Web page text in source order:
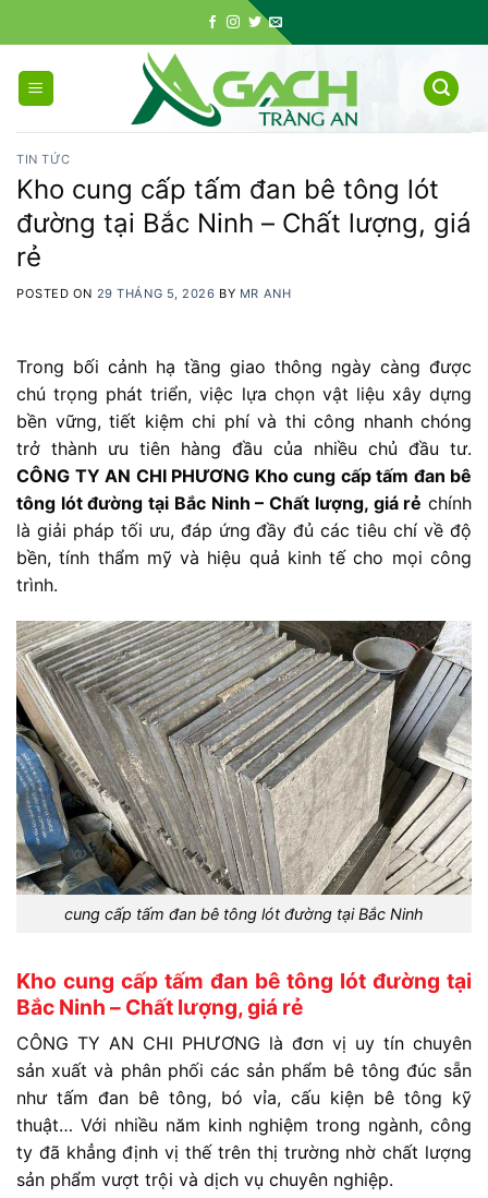
to
content
TIN TỨC
Kho cung cấp tấm đan bê tông lót
đường tại Bắc Ninh – Chất lượng, giá
rẻ
POSTED ON 29 THÁNG 5, 2026 BY MR ANH
Trong bối cảnh hạ tầng giao thông ngày càng được
chú trọng phát triển, việc lựa chọn vật liệu xây dựng
bền vững, tiết kiệm chi phí và thi công nhanh chóng
trở thành ưu tiên hàng đầu của nhiều chủ đầu tư.
CÔNG TY AN CHI PHƯƠNG Kho cung cấp tấm đan bê
tông lót đường tại Bắc Ninh – Chất lượng, giá rẻ chính
là giải pháp tối ưu, đáp ứng đầy đủ các tiêu chí về độ
bền, tính thẩm mỹ và hiệu quả kinh tế cho mọi công
trình.
cung cấp tấm đan bê tông lót đường tại Bắc Ninh
Kho cung cấp tấm đan bê tông lót đường tại
Bắc Ninh – Chất lượng, giá rẻ
CÔNG TY AN CHI PHƯƠNG là đơn vị uy tín chuyên
sản xuất và phân phối các sản phẩm bê tông đúc sẵn
như tấm đan bê tông, bó vỉa, cấu kiện bê tông kỹ
thuật… Với nhiều năm kinh nghiệm trong ngành, công
ty đã khẳng định vị thế trên thị trường nhờ chất lượng
sản phẩm vượt trội và dịch vụ chuyên nghiệp.